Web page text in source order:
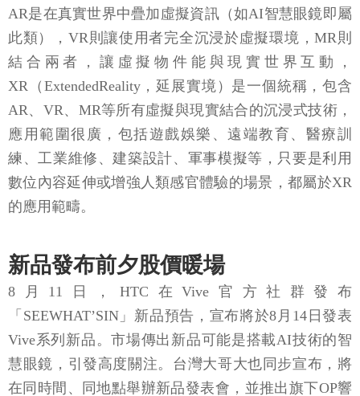
AR是在真實世界中疊加虛擬資訊（如AI智慧眼鏡即屬
此類），VR則讓使用者完全沉浸於虛擬環境，MR則
結合兩者，讓虛擬物件能與現實世界互動，
XR（ExtendedReality，延展實境）是一個統稱，包含
AR、VR、MR等所有虛擬與現實結合的沉浸式技術，
應用範圍很廣，包括遊戲娛樂、遠端教育、醫療訓
練、工業維修、建築設計、軍事模擬等，只要是利用
數位內容延伸或增強人類感官體驗的場景，都屬於XR
的應用範疇。
新品發布前夕股價暖場
8月11日，HTC在Vive官方社群發布
「SEEWHAT’SIN」新品預告，宣布將於8月14日發表
Vive系列新品。市場傳出新品可能是搭載AI技術的智
慧眼鏡，引發高度關注。台灣大哥大也同步宣布，將
在同時間、同地點舉辦新品發表會，並推出旗下OP響